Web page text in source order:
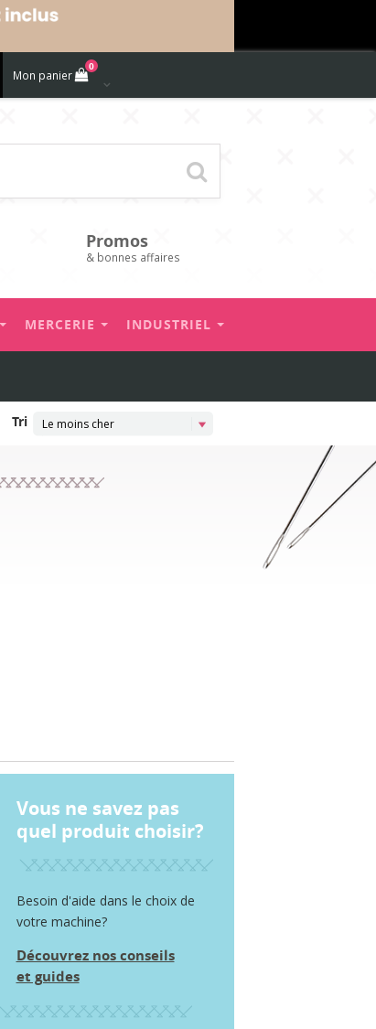
Mon panier
0
Promos
& bonnes affaires
MERCERIE INDUSTRIEL
Tri Le moins cher
Vous ne savez pas
quel produit choisir?
Besoin d'aide dans le choix de
votre machine?
Découvrez nos conseils
et guides